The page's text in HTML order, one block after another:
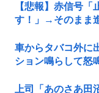
【悲報】赤信号
す！」→そのまま
車からタバコ外に
ション鳴らして怒
上司「あのさあ